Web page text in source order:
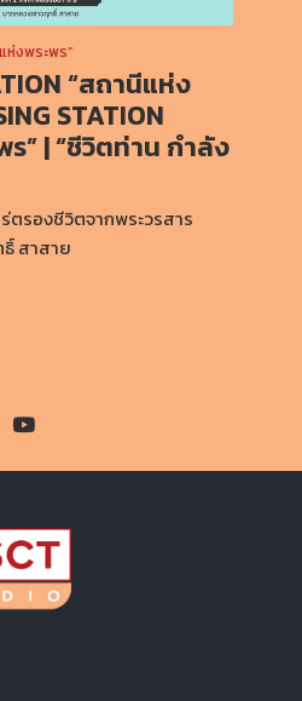
ห่งพระพร”
“สถานีแห่ง
STATION
” | “ชีวิตท่าน กำลัง
รองชีวิตจากพระวรสาร
สาสาย